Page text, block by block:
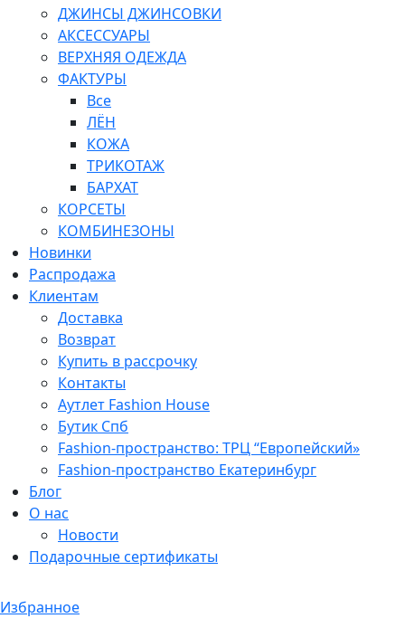
ДЖИНСЫ ДЖИНСОВКИ
АКСЕССУАРЫ
ВЕРХНЯЯ ОДЕЖДА
ФАКТУРЫ
Все
ЛЁН
КОЖА
ТРИКОТАЖ
БАРХАТ
КОРСЕТЫ
КОМБИНЕЗОНЫ
Новинки
Распродажа
Клиентам
Доставка
Возврат
Купить в рассрочку
Контакты
Аутлет Fashion House
Бутик Спб
Fashion-пространство: ТРЦ “Европейский»
Fashion-пространство Екатеринбург
Блог
О нас
Новости
Подарочные сертификаты
Избранное